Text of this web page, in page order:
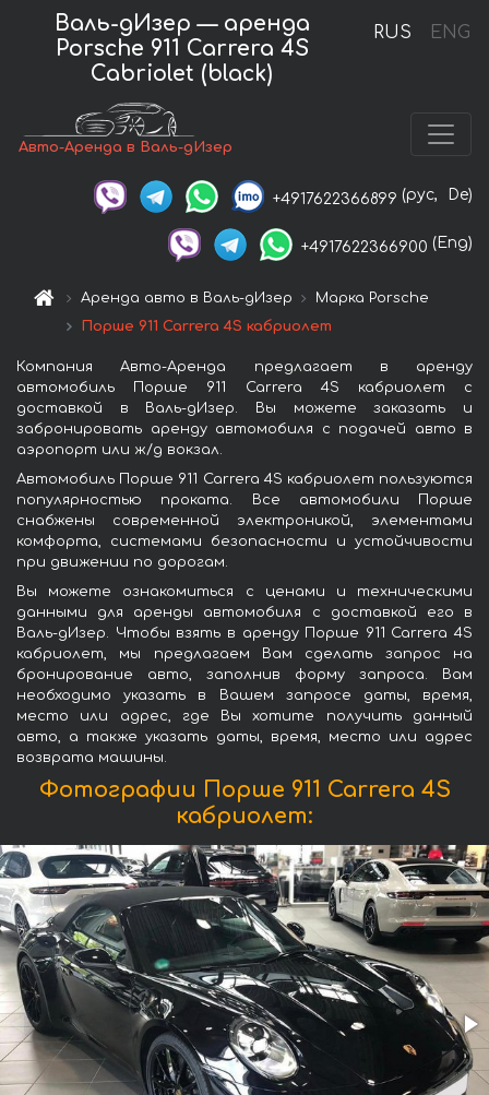
RUS ENG
Валь-дИзер — аренда
Porsche 911 Carrera 4S
Cabriolet (black)
Авто-Аренда в Валь-дИзер
+4917622366899 (рус, De)
+4917622366900 (Eng)
Аренда авто в Валь-дИзер
Марка Porsche
Порше 911 Carrera 4S кабриолет
Компания Авто-Аренда предлагает в аренду
автомобиль Порше 911 Carrera 4S кабриолет с
доставкой в Валь-дИзер. Вы можете заказать и
забронировать аренду автомобиля с подачей авто в
аэропорт или ж/д вокзал.
Автомобиль Порше 911 Carrera 4S кабриолет пользуются
популярностью проката. Все автомобили Порше
снабжены современной электроникой, элементами
комфорта, системами безопасности и устойчивости
при движении по дорогам.
Вы можете ознакомиться с ценами и техническими
данными для аренды автомобиля с доставкой его в
Валь-дИзер. Чтобы взять в аренду Порше 911 Carrera 4S
кабриолет, мы предлагаем Вам сделать запрос на
бронирование авто, заполнив форму запроса. Вам
необходимо указать в Вашем запросе даты, время,
место или адрес, где Вы хотите получить данный
авто, а также указать даты, время, место или адрес
возврата машины.
Фотографии Порше 911 Carrera 4S
кабриолет: